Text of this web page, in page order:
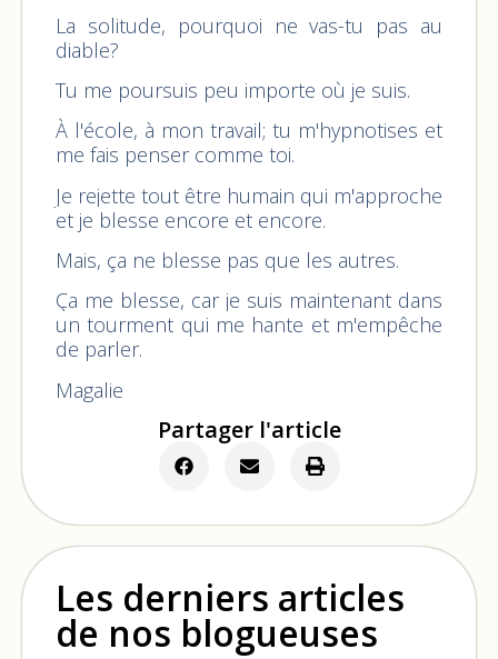
La solitude, pourquoi ne vas-tu pas au
diable?
Tu me poursuis peu importe où je suis.
À l'école, à mon travail; tu m'hypnotises et
me fais penser comme toi.
Je rejette tout être humain qui m'approche
et je blesse encore et encore.
Mais, ça ne blesse pas que les autres.
Ça me blesse, car je suis maintenant dans
un tourment qui me hante et m'empêche
de parler.
Magalie
Partager l'article
Les derniers articles
de nos blogueuses